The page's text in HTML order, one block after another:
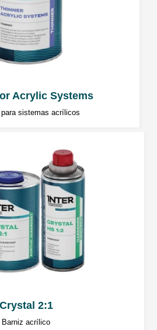
evaporación depende de la
del espesor de la película.
inferiores a los 20 °C
el tiempo de
IR
de ondas cortas para el grosor
60ºC.
recomendado por el fabricante
Acrylic Systems
para sistemas acrílicos
Crystal 2:1
Barniz acrílico